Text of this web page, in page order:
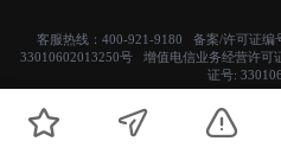
客服热线：400-921-9180 备案/许可证编
33010602013250号 增值电信业务经营许可
证号:
Copyright © 2019 杭州禾邦科技有限公